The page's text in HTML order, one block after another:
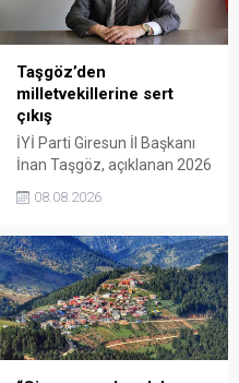
Taşgöz’den
milletvekillerine sert
çıkış
İYİ Parti Giresun İl Başkanı
İnan Taşgöz, açıklanan 2026
yılı fındık alım fiyatı
üzerinden iktidar
eleştirdi. Taşgöz, üreticinin
emeğinin karşılığını
alamadığını savunarak,
Giresun milletvekillerini
sessiz kalmakla suçladı.
08.08.2026